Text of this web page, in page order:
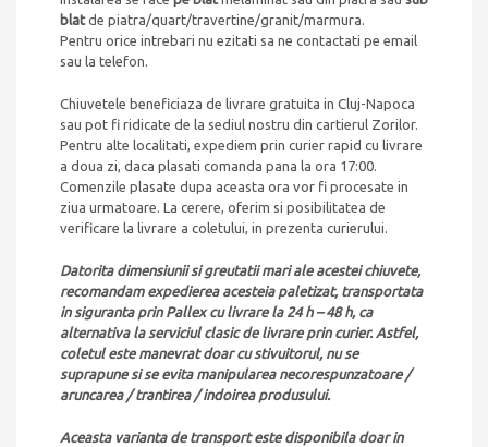
blatde piatra/quart/travertine/granit/marmura.
Pentru orice intrebari nu ezitati sa ne contactati pe email
sau la telefon.
Chiuvetele beneficiaza de livrare gratuita in Cluj-Napoca
sau pot fi ridicate de la sediul nostru din cartierul Zorilor.
Pentru alte localitati, expediem prin curier rapid cu livrare
a doua zi, daca plasati comanda pana la ora 17:00.
Comenzile plasate dupa aceasta ora vor fi procesate in
ziua urmatoare. La cerere, oferim si posibilitatea de
verificare la livrare a coletului, in prezenta curierului.
Datorita dimensiunii si greutatii mari ale acestei chiuvete,
recomandam expedierea acesteia paletizat, transportata
in siguranta prin Pallex cu livrare la 24 h – 48 h, ca
alternativa la serviciul clasic de livrare prin curier. Astfel,
coletul este manevrat doar cu stivuitorul, nu se
suprapune si se evita manipularea necorespunzatoare /
aruncarea / trantirea / indoirea produsului.
Aceasta varianta de transport este disponibila doar in